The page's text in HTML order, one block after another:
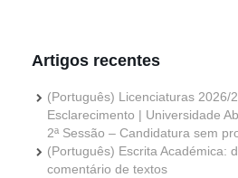
Artigos recentes
(Português) Licenciaturas 2026/
Esclarecimento | Universidade
2ª Sessão – Candidatura sem
(Português) Escrita Académica:
comentário de textos